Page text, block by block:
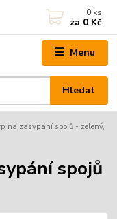
Menu
Hledat
0 ks
za 0 Kč
na zasypání spojů - zelený,
spojů